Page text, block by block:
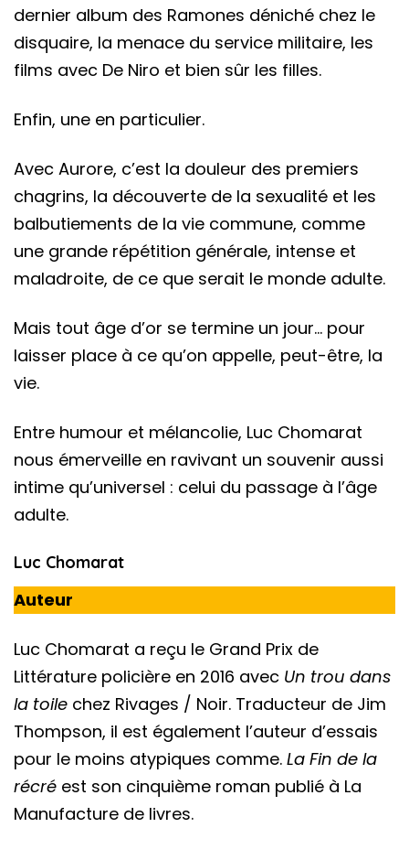
dernier album des Ramones déniché chez le
disquaire, la menace du service militaire, les
films avec De Niro et bien sûr les filles.
Enfin, une en particulier.
Avec Aurore, c’est la douleur des premiers
chagrins, la découverte de la sexualité et les
balbutiements de la vie commune, comme
une grande répétition générale, intense et
maladroite, de ce que serait le monde adulte.
Mais tout âge d’or se termine un jour… pour
laisser place à ce qu’on appelle, peut-être, la
vie.
Entre humour et mélancolie, Luc Chomarat
nous émerveille en ravivant un souvenir aussi
intime qu’universel : celui du passage à l’âge
adulte.
Luc Chomarat
Auteur
Luc Chomarat a reçu le Grand Prix de
Littérature policière en 2016 avec Un trou dans
la toile chez Rivages / Noir. Traducteur de Jim
Thompson, il est également l’auteur d’essais
pour le moins atypiques comme. La Fin de la
récré est son cinquième roman publié à La
Manufacture de livres.